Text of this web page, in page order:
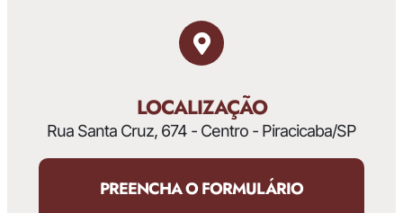
LOCALIZAÇÃO
Rua Santa Cruz, 674 - Centro - Piracicaba/SP
PREENCHA O FORMULÁRIO